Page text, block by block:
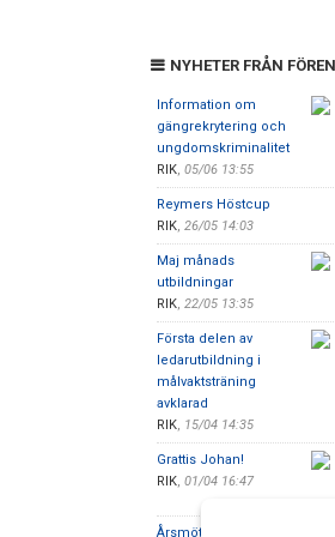
NYHETER FRÅN
Information om
gängrekrytering och
ungdomskriminalitet
RIK, 05/06 13:55
Reymers Höstcup
RIK, 26/05 14:03
Maj månads
utbildningar
RIK, 22/05 13:35
Första delen av
ledarutbildning i
målvaktsträning
avklarad
RIK, 15/04 14:35
Grattis Johan!
RIK, 01/04 16:47
Årsmöte RIK